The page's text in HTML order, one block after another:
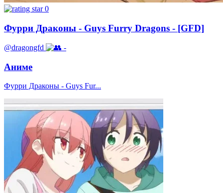
0
Фурри Драконы - Guys Furry Dragons - [GFD]
@dragongfd -
Аниме
Фурри Драконы - Guys Fur...